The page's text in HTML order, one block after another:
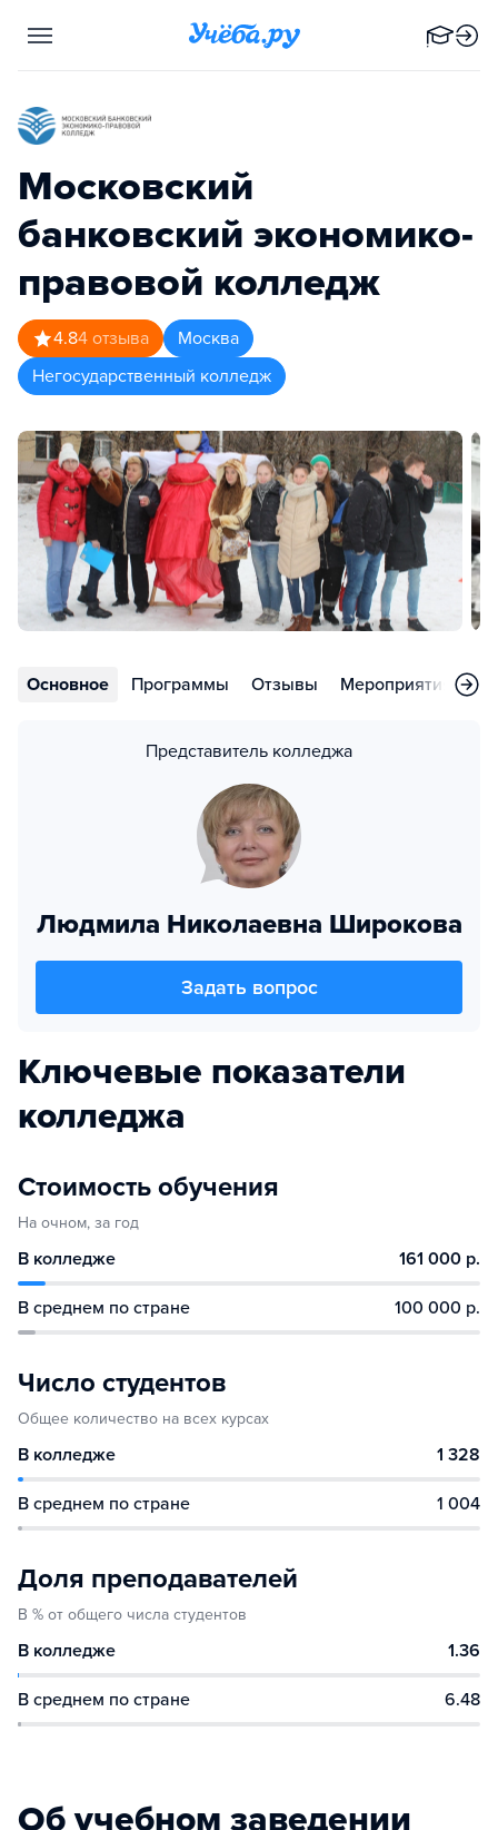
Московский
банковский экономико-
правовой колледж
4.84 отзыва
Москва
Негосударственный колледж
Основное Программы Отзывы Мероприятия
Представитель колледжа
Людмила Николаевна Широкова
Задать вопрос
Ключевые показатели
колледжа
Стоимость обучения
На очном, за год
В колледже 161 000 р.
В среднем по стране 100 000 р.
Число студентов
Общее количество на всех курсах
В колледже 1 328
В среднем по стране 1 004
Доля преподавателей
В % от общего числа студентов
В колледже 1.36
В среднем по стране 6.48
Об учебном заведении